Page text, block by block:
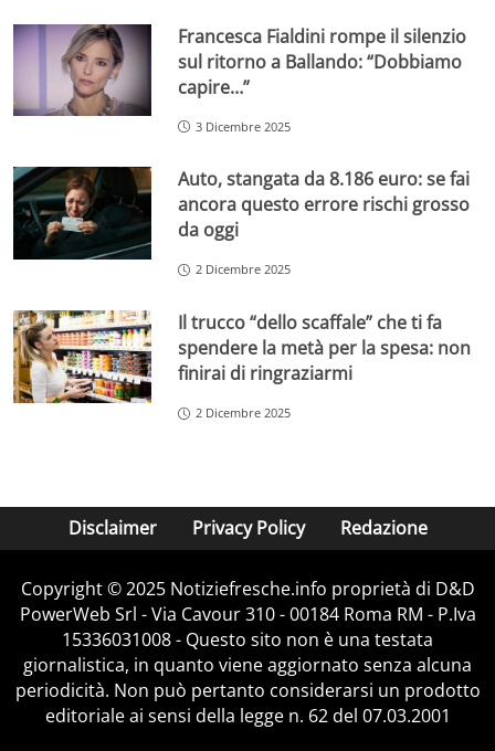
Francesca Fialdini rompe il silenzio
sul ritorno a Ballando: “Dobbiamo
capire…”
3 Dicembre 2025
Auto, stangata da 8.186 euro: se fai
ancora questo errore rischi grosso
da oggi
2 Dicembre 2025
Il trucco “dello scaffale” che ti fa
spendere la metà per la spesa: non
finirai di ringraziarmi
2 Dicembre 2025
Disclaimer Privacy Policy Redazione
Copyright © 2025 Notiziefresche.info proprietà di D&D
PowerWeb Srl - Via Cavour 310 - 00184 Roma RM - P.Iva
15336031008 - Questo sito non è una testata
giornalistica, in quanto viene aggiornato senza alcuna
periodicità. Non può pertanto considerarsi un prodotto
editoriale ai sensi della legge n. 62 del 07.03.2001